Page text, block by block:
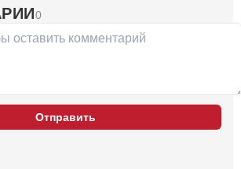
0
Отправить